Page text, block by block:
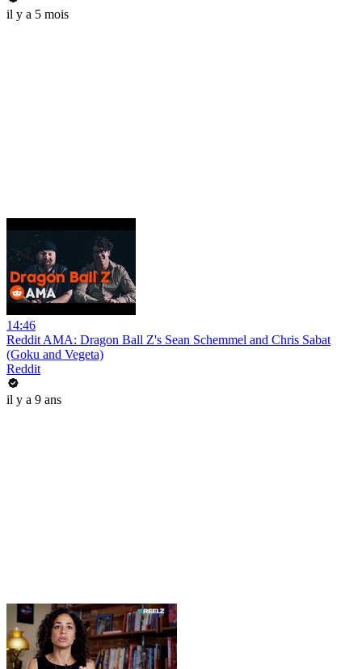
il y a 5 mois
14:46
Reddit AMA: Dragon Ball Z's Sean Schemmel and Chris Sabat
(Goku and Vegeta)
Reddit
il y a 9 ans